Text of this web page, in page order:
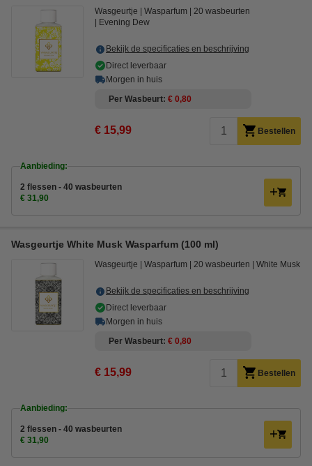
Wasgeurtje Wasparfum
20 wasbeurten
Evening Dew
Bekijk de specificaties en beschrijving
Direct leverbaar
Morgen in huis
Per Wasbeurt € 0,80
€ 15,99 Bestellen
Aanbieding:
2 flessen - 40 wasbeurten
€ 31,90
Wasgeurtje White Musk Wasparfum (100 ml)
Wasgeurtje Wasparfum 20 wasbeurten White Musk
Bekijk de specificaties en beschrijving
Direct leverbaar
Morgen in huis
Per Wasbeurt € 0,80
€ 15,99 Bestellen
Aanbieding:
2 flessen - 40 wasbeurten
€ 31,90